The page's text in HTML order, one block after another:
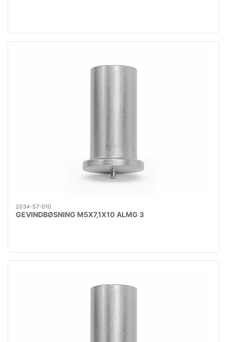
2034-57-010
GEVINDBØSNING M5X7,1X10 ALMG 3